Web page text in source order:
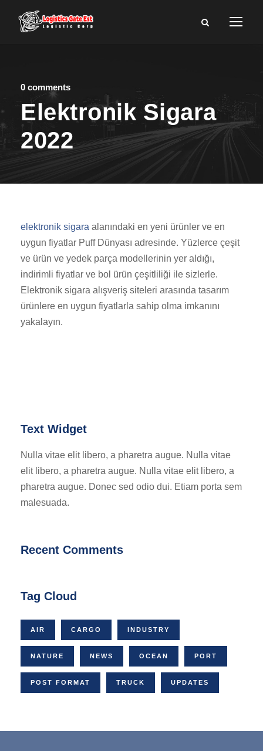
0 comments
Elektronik Sigara
2022
elektronik sigara alanındaki en yeni ürünler ve en
uygun fiyatlar Puff Dünyası adresinde. Yüzlerce çeşit
ve ürün ve yedek parça modellerinin yer aldığı,
indirimli fiyatlar ve bol ürün çeşitliliği ile sizlerle.
Elektronik sigara alışveriş siteleri arasında tasarım
ürünlere en uygun fiyatlarla sahip olma imkanını
yakalayın.
Text Widget
Nulla vitae elit libero, a pharetra augue. Nulla vitae
elit libero, a pharetra augue. Nulla vitae elit libero, a
pharetra augue. Donec sed odio dui. Etiam porta sem
malesuada.
Recent Comments
Tag Cloud
AIR CARGO INDUSTRY
NATURE NEWS OCEAN PORT
POST FORMAT TRUCK UPDATES